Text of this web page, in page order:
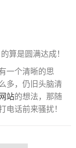
算是圆满达成！
一个清晰的思
多，仍旧头脑清
站的想法，那随
电话前来骚扰！